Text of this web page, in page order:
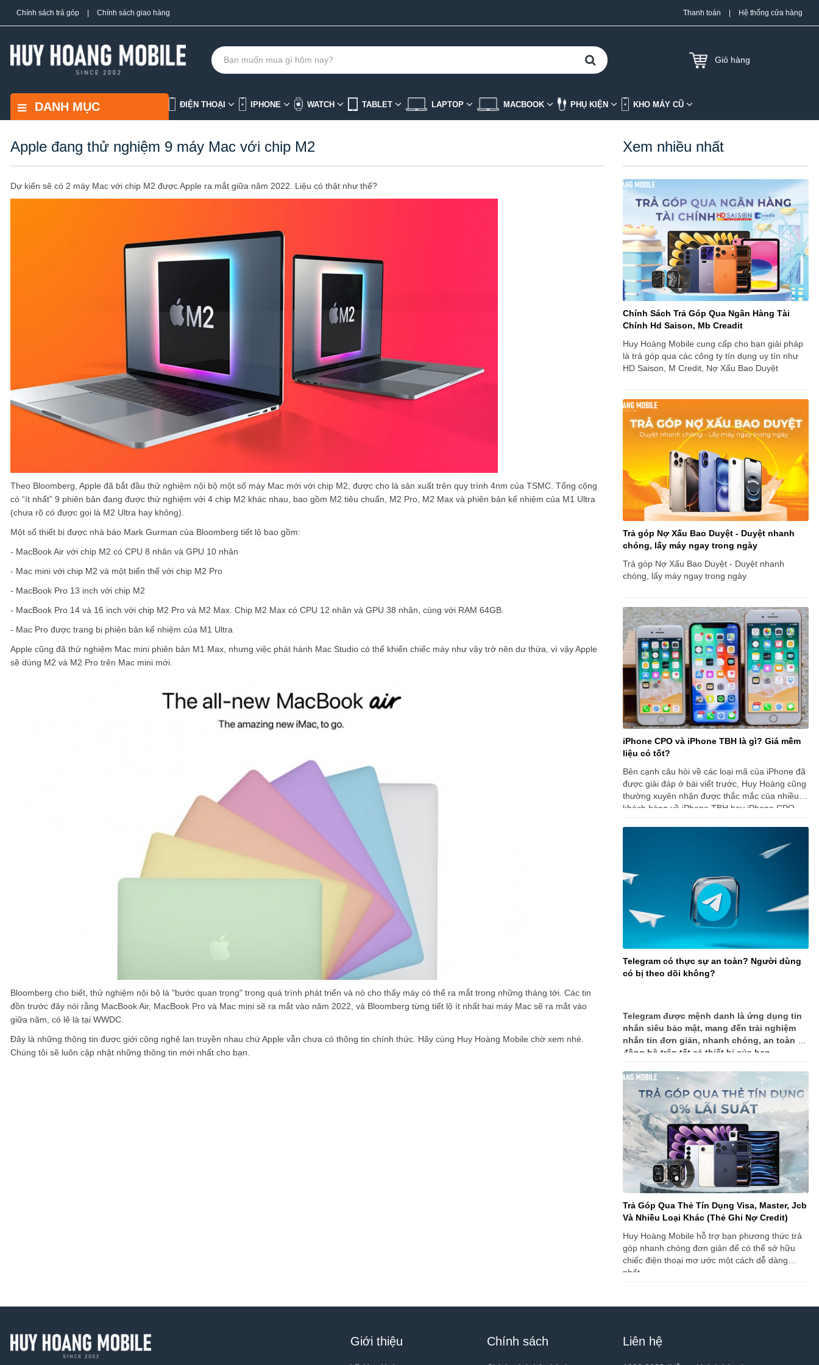
Chính sách trả góp Chính sách giao hàng Thanh toán Hệ thống cửa hàng
Giỏ hàng
DANH MỤC ĐIỆN THOẠI IPHONE WATCH TABLET LAPTOP MACBOOK PHỤ KIỆN KHO MÁY CŨ
Apple đang thử nghiệm 9 máy Mac với chip M2
Dự kiến sẽ có 2 máy Mac với chip M2 được Apple ra mắt giữa năm 2022. Liệu có thật như thế?
Theo Bloomberg, Apple đã bắt đầu thử nghiệm nội bộ một số máy Mac mới với chip M2, được cho là sản xuất trên quy trình 4nm của TSMC. Tổng cộng
có “ít nhất” 9 phiên bản đang được thử nghiệm với 4 chip M2 khác nhau, bao gồm M2 tiêu chuẩn, M2 Pro, M2 Max và phiên bản kế nhiệm của M1 Ultra
(chưa rõ có được gọi là M2 Ultra hay không).
Một số thiết bị được nhà báo Mark Gurman của Bloomberg tiết lộ bao gồm:
- MacBook Air với chip M2 có CPU 8 nhân và GPU 10 nhân
- Mac mini với chip M2 và một biến thể với chip M2 Pro
- MacBook Pro 13 inch với chip M2
- MacBook Pro 14 và 16 inch với chip M2 Pro và M2 Max. Chip M2 Max có CPU 12 nhân và GPU 38 nhân, cùng với RAM 64GB.
- Mac Pro được trang bị phiên bản kế nhiệm của M1 Ultra
Apple cũng đã thử nghiệm Mac mini phiên bản M1 Max, nhưng việc phát hành Mac Studio có thể khiến chiếc máy như vậy trở nên dư thừa, vì vậy Apple
sẽ dùng M2 và M2 Pro trên Mac mini mới.
Bloomberg cho biết, thử nghiệm nội bộ là "bước quan trọng" trong quá trình phát triển và nó cho thấy máy có thể ra mắt trong những tháng tới. Các tin
đồn trước đây nói rằng MacBook Air, MacBook Pro và Mac mini sẽ ra mắt vào năm 2022, và Bloomberg từng tiết lộ ít nhất hai máy Mac sẽ ra mắt vào
giữa năm, có lẽ là tại WWDC.
Đây là những thông tin được giới công nghệ lan truyền nhau chứ Apple vẫn chưa có thông tin chính thức. Hãy cùng Huy Hoàng Mobile chờ xem nhé.
Chúng tôi sẽ luôn cập nhật những thông tin mới nhất cho bạn.
Xem nhiều nhất
Chính Sách Trả Góp Qua Ngân Hàng Tài
Chính Hd Saison, Mb Creadit
Huy Hoàng Mobile cung cấp cho bạn giải pháp
là trả góp qua các công ty tín dụng uy tín như
HD Saison, M Credit, Nợ Xấu Bao Duyệt
Trả góp Nợ Xấu Bao Duyệt - Duyệt nhanh
chóng, lấy máy ngay trong ngày
Trả góp Nợ Xấu Bao Duyệt - Duyệt nhanh
chóng, lấy máy ngay trong ngày
iPhone CPO và iPhone TBH là gì? Giá mềm
liệu có tốt?
Bên cạnh câu hỏi về các loại mã của iPhone đã
được giải đáp ở bài viết trước, Huy Hoàng cũng
thường xuyên nhận được thắc mắc của nhiều
khách hàng về iPhone TBH hay iPhone CPO.
Telegram có thực sự an toàn? Người dùng
có bị theo dõi không?
Telegram được mệnh danh là ứng dụng tin
nhắn siêu bảo mật, mang đến trải nghiệm
nhắn tin đơn giản, nhanh chóng, an toàn và
đồng bộ trên tất cả thiết bị của bạn.
Trả Góp Qua Thẻ Tín Dụng Visa, Master, Jcb
Và Nhiều Loại Khác (Thẻ Ghi Nợ Credit)
Huy Hoàng Mobile hỗ trợ bạn phương thức trả
góp nhanh chóng đơn giản để có thể sở hữu
chiếc điện thoại mơ ước một cách dễ dàng
nhất.
Giới thiệu Chính sách Liên hệ